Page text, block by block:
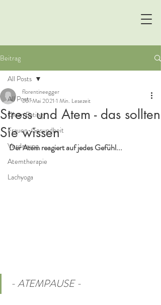
Beitrag
All Posts
Clean Eating
Frauen-Gesundheit
Verdauung
Atemtherapie
Lachyoga
All Posts
Stress und Atem - das sollten
Sie wissen
florentineegger
20. Mai 2021 1 Min. Lesezeit
Der Atem reagiert auf jedes Gefühl...
- ATEMPAUSE -